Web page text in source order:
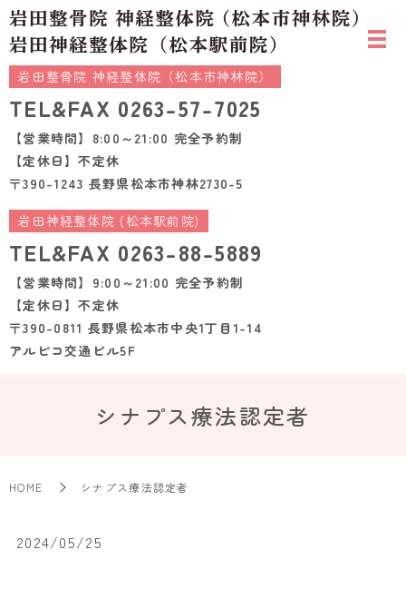
岩田整骨院 神経整体院（松本市神林院）
TEL&FAX 0263-57-7025
【営業時間】8:00～21:00 完全予約制
【定休日】不定休
〒390-1243 長野県松本市神林2730-5
岩田神経整体院 (松本駅前院)
TEL&FAX 0263-88-5889
【営業時間】9:00～21:00 完全予約制
【定休日】不定休
〒390-0811 長野県松本市中央1丁目1-14
アルピコ交通ビル5F
シナプス療法認定者
HOME シナプス療法認定者
2024/05/25